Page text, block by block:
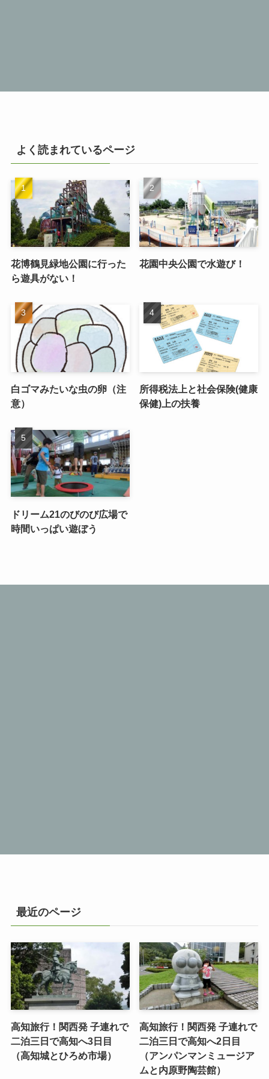
よく読まれているページ
花博鶴見緑地公園に行った
ら遊具がない！
花園中央公園で水遊び！
白ゴマみたいな虫の卵（注
意）
所得税法上と社会保険(健康
保健)上の扶養
ドリーム21のびのび広場で
時間いっぱい遊ぼう
最近のページ
高知旅行！関西発 子連れで
二泊三日で高知へ3日目
（高知城とひろめ市場）
高知旅行！関西発 子連れで
二泊三日で高知へ2日目
（アンパンマンミュージア
ムと内原野陶芸館）